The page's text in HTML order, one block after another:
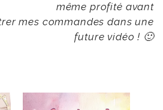
même profité avant
mes commandes dans une
future vidéo ! 🙂